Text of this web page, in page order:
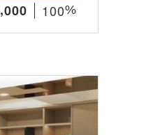
,000 100%